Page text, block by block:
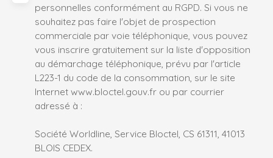
personnelles conformément au RGPD. Si vous ne
souhaitez pas faire l'objet de prospection
commerciale par voie téléphonique, vous pouvez
vous inscrire gratuitement sur la liste d'opposition
au démarchage téléphonique, prévu par l'article
L223-1 du code de la consommation, sur le site
Internet www.bloctel.gouv.fr ou par courrier
adressé à :
Société Worldline, Service Bloctel, CS 61311, 41013
BLOIS CEDEX.